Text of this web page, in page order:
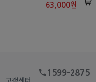
63,000원
고객센터
1599-2875